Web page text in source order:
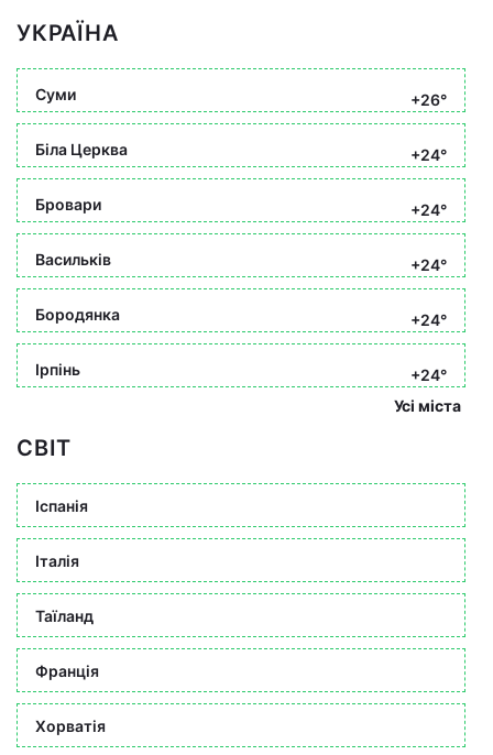
УКРАЇНА
Суми +26°
Біла Церква +24°
Бровари +24°
Васильків +24°
Бородянка +24°
Ірпінь
+24°
Усі міста
СВІТ
Іспанія
Італія
Таїланд
Франція
Хорватія